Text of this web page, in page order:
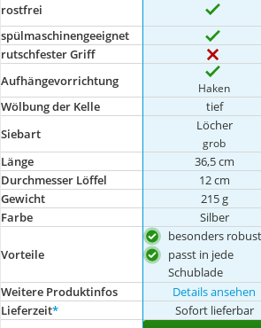
rostfrei
spülmaschinengeeignet
rutschfester Griff
Aufhängevorrichtung
Haken
Wölbung der Kelle tief
Siebart
Löcher
grob
Länge 36,5 cm
Durchmesser Löffel
12 cm
Gewicht
215 g
Farbe
Silber
Vorteile
besonders robust
passt in jede
Schublade
Weitere Produktinfos
Details ansehen
Lieferzeit* Sofort lieferbar